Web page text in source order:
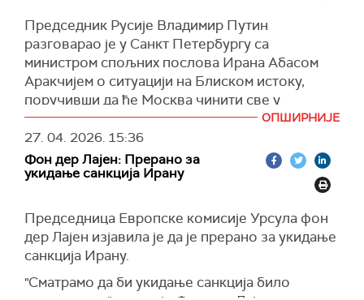
Израелске снаге нису нападале подручје
долине Бека на истоку Либана у претходне
око три седмице.
(Times of Israel)
Председник Русије Владимир Путин
разговарао је у Санкт Петербургу са
министром спољних послова Ирана Абасом
Аракчијем о ситуацији на Блиском истоку,
поручивши да ће Москва чинити све у
интересу Ирана и других земаља региона како
би мир био успостављен што пре.
Путин је истакао да Русија намера да настави
стратешке односе са Ираном, истичући да се
суверенитет" и изражавајући наду да ће та
земља успети да превазиђе период искушења
и да ће мир ускоро бити успостављен.
Аракчи је захвалио Русији и Путину на
ОПШИРНИЈЕ
27. 04. 2026. 15:36
Фон дер Лајен: Прерано за
укидање санкција Ирану
Председница Европске комисије Урсула фон
дер Лајен изјавила је да је прерано за укидање
санкција Ирану.
"Сматрамо да би укидање санкција било